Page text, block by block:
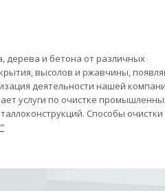
дерева и бетона от различных
высолов и ржавчины,
деятельности нашей
услуги по очистке
Способы очистки